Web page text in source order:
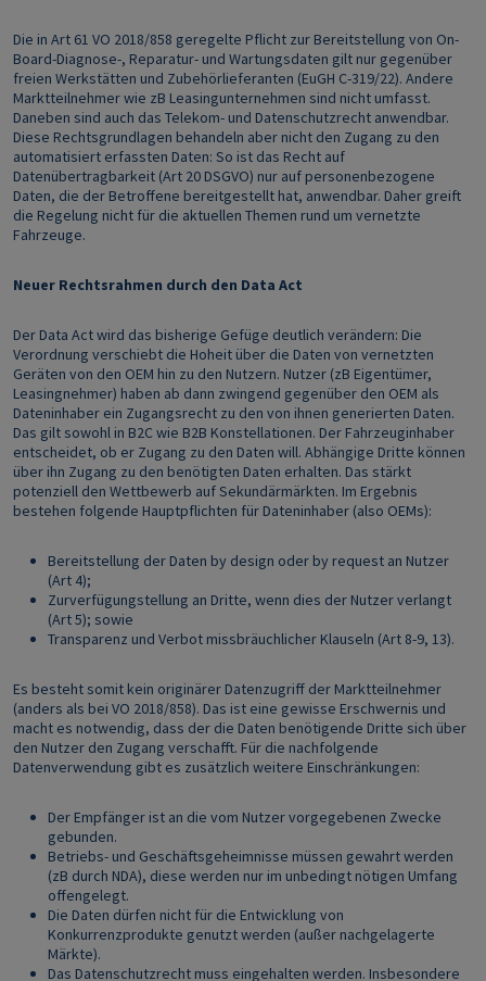
Die in Art 61 VO 2018/858 geregelte Pflicht zur Bereitstellung von On-
Board-Diagnose-, Reparatur- und Wartungsdaten gilt nur gegenüber
freien Werkstätten und Zubehörlieferanten (EuGH C-319/22). Andere
Marktteilnehmer wie zB Leasingunternehmen sind nicht umfasst.
Daneben sind auch das Telekom- und Datenschutzrecht anwendbar.
Diese Rechtsgrundlagen behandeln aber nicht den Zugang zu den
automatisiert erfassten Daten: So ist das Recht auf
Datenübertragbarkeit (Art 20 DSGVO) nur auf personenbezogene
Daten, die der Betroffene bereitgestellt hat, anwendbar. Daher greift
die Regelung nicht für die aktuellen Themen rund um vernetzte
Fahrzeuge.
Neuer Rechtsrahmen durch den Data Act
Der Data Act wird das bisherige Gefüge deutlich verändern: Die
Verordnung verschiebt die Hoheit über die Daten von vernetzten
Geräten von den OEM hin zu den Nutzern. Nutzer (zB Eigentümer,
Leasingnehmer) haben ab dann zwingend gegenüber den OEM als
Dateninhaber ein Zugangsrecht zu den von ihnen generierten Daten.
Das gilt sowohl in B2C wie B2B Konstellationen. Der Fahrzeuginhaber
entscheidet, ob er Zugang zu den Daten will. Abhängige Dritte können
über ihn Zugang zu den benötigten Daten erhalten. Das stärkt
potenziell den Wettbewerb auf Sekundärmärkten. Im Ergebnis
bestehen folgende Hauptpflichten für Dateninhaber (also OEMs):
Bereitstellung der Daten by design oder by request an Nutzer
(Art 4);
Zurverfügungstellung an Dritte, wenn dies der Nutzer verlangt
(Art 5); sowie
Transparenz und Verbot missbräuchlicher Klauseln (Art 8-9, 13).
Es besteht somit kein originärer Datenzugriff der Marktteilnehmer
(anders als bei VO 2018/858). Das ist eine gewisse Erschwernis und
macht es notwendig, dass der die Daten benötigende Dritte sich über
den Nutzer den Zugang verschafft. Für die nachfolgende
Datenverwendung gibt es zusätzlich weitere Einschränkungen:
Der Empfänger ist an die vom Nutzer vorgegebenen Zwecke
gebunden.
Betriebs- und Geschäftsgeheimnisse müssen gewahrt werden
(zB durch NDA), diese werden nur im unbedingt nötigen Umfang
offengelegt.
Die Daten dürfen nicht für die Entwicklung von
Konkurrenzprodukte genutzt werden (außer nachgelagerte
Märkte).
Das Datenschutzrecht muss eingehalten werden. Insbesondere